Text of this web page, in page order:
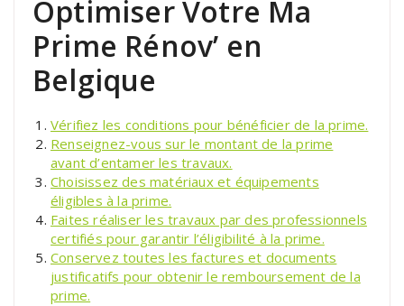
Optimiser Votre Ma
Prime Rénov’ en
Belgique
Vérifiez les conditions pour bénéficier de la prime.
Renseignez-vous sur le montant de la prime
avant d’entamer les travaux.
Choisissez des matériaux et équipements
éligibles à la prime.
Faites réaliser les travaux par des professionnels
certifiés pour garantir l’éligibilité à la prime.
Conservez toutes les factures et documents
justificatifs pour obtenir le remboursement de la
prime.